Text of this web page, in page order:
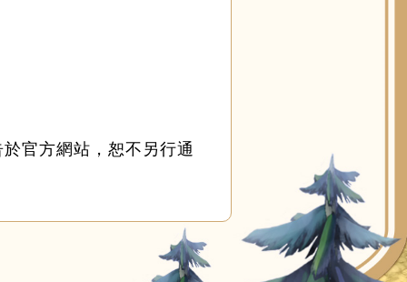
官方網站，恕不另行通